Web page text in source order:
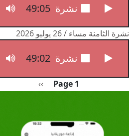
نشرة الثامنة مساء / 27 يوليو 2026
49:05
نشرة الثامنة مساء / 26 يوليو 2026
نشرة الثامنة مساء / 26 يوليو 2026
49:02
Pagination
Page 1 الصفحة التالية
››